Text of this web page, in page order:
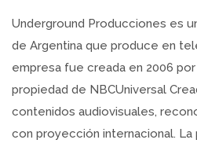
Underground Producciones es
de Argentina que produce en
empresa fue creada en 2006
propiedad de NBCUniversal
contenidos audiovisuales,
con proyección internacional.